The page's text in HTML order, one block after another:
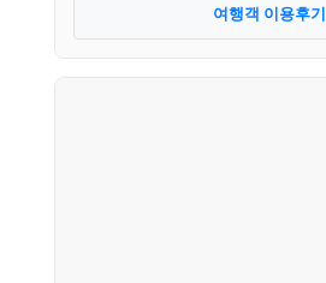
여행객 이용후기